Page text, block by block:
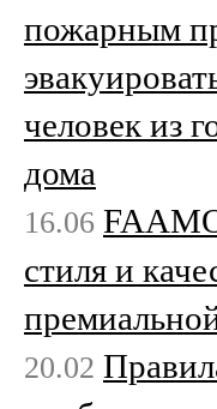
пожарным
человек из
дома
16.06
стиля и
20.02